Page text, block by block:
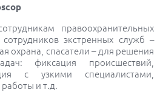
правоохранительных
экстренных служб –
охрана, спасатели – для решения
фиксация происшествий,
с узкими специалистами,
и т.д.